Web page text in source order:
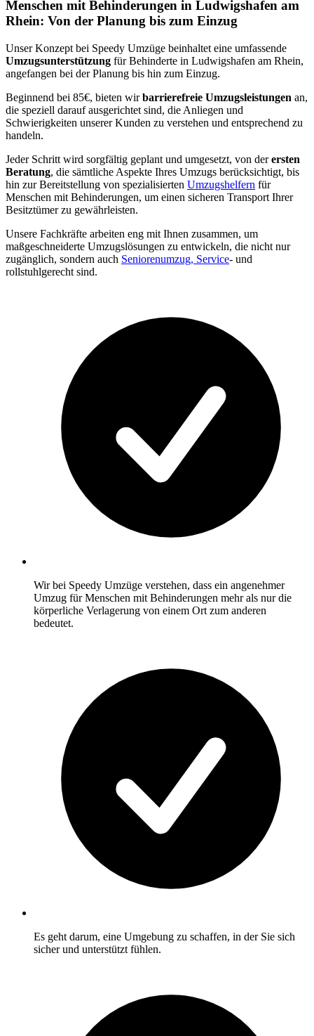
Menschen mit Behinderungen in Ludwigshafen am
Rhein: Von der Planung bis zum Einzug
Unser Konzept bei Speedy Umzüge beinhaltet eine umfassende
Umzugsunterstützung für Behinderte in Ludwigshafen am Rhein,
angefangen bei der Planung bis hin zum Einzug.
Beginnend bei 85€, bieten wirbarrierefreie Umzugsleistungen an,
die speziell darauf ausgerichtet sind, die Anliegen und
Schwierigkeiten unserer Kunden zu verstehen und entsprechend zu
handeln.
Jeder Schritt wird sorgfältig geplant und umgesetzt, von derersten
Beratung, die sämtliche Aspekte Ihres Umzugs berücksichtigt, bis
hin zur Bereitstellung von spezialisierten Umzugshelfern für
Menschen mit Behinderungen, um einen sicheren Transport Ihrer
Besitztümer zu gewährleisten.
Unsere Fachkräfte arbeiten eng mit Ihnen zusammen, um
maßgeschneiderte Umzugslösungen zu entwickeln, die nicht nur
zugänglich, sondern auch Seniorenumzug, Service- und
rollstuhlgerecht sind.
Wir bei Speedy Umzüge verstehen, dass ein angenehmer
Umzug für Menschen mit Behinderungen mehr als nur die
körperliche Verlagerung von einem Ort zum anderen
bedeutet.
Es geht darum, eine Umgebung zu schaffen, in der Sie sich
sicher und unterstützt fühlen.